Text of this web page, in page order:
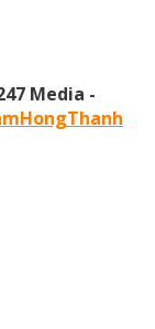
Media -